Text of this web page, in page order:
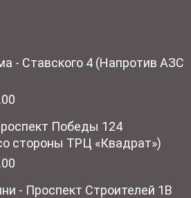
- Ставского 4 (Напротив АЗС
Победы 124
стороны ТРЦ «Квадрат»)
- Проспект Строителей 1В